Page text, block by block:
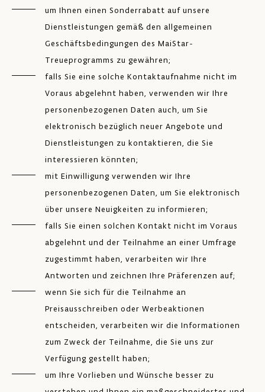
um Ihnen einen Sonderrabatt auf unsere
Dienstleistungen gemäß den allgemeinen
Geschäftsbedingungen des MaiStar-
Treueprogramms zu gewähren;
falls Sie eine solche Kontaktaufnahme nicht im
Voraus abgelehnt haben, verwenden wir Ihre
personenbezogenen Daten auch, um Sie
elektronisch bezüglich neuer Angebote und
Dienstleistungen zu kontaktieren, die Sie
interessieren könnten;
mit Einwilligung verwenden wir Ihre
personenbezogenen Daten, um Sie elektronisch
über unsere Neuigkeiten zu informieren;
falls Sie einen solchen Kontakt nicht im Voraus
abgelehnt und der Teilnahme an einer Umfrage
zugestimmt haben, verarbeiten wir Ihre
Antworten und zeichnen Ihre Präferenzen auf;
wenn Sie sich für die Teilnahme an
Preisausschreiben oder Werbeaktionen
entscheiden, verarbeiten wir die Informationen
zum Zweck der Teilnahme, die Sie uns zur
Verfügung gestellt haben;
um Ihre Vorlieben und Wünsche besser zu